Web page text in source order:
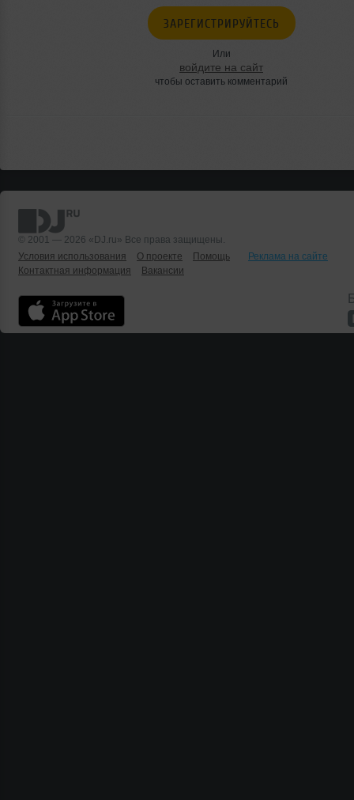
ЗАРЕГИСТРИРУЙТЕСЬ
Или
войдите на сайт
чтобы оставить комментарий
© 2001 — 2026 «DJ.ru» Все права защищены.
Условия использования
О проекте Помощь
Реклама на сайте
Контактная информация
Вакансии